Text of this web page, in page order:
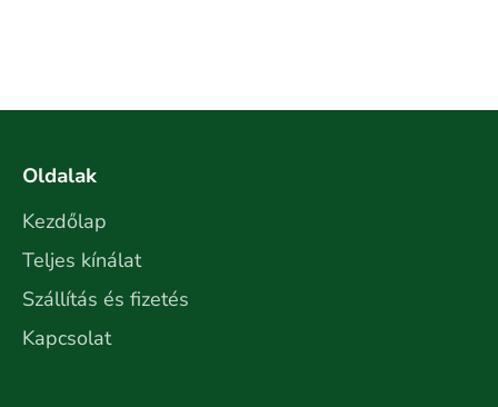
Oldalak
Kezdőlap
Teljes kínálat
Szállítás és fizetés
Kapcsolat